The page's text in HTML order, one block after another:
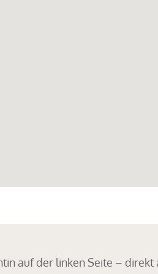
auf der linken Seite – direkt